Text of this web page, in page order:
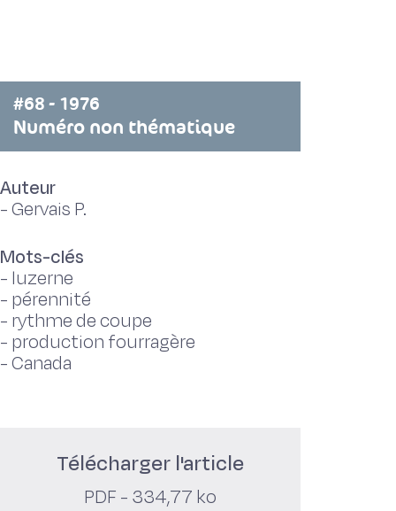
#68 - 1976
Numéro non thématique
Auteur
-Gervais P.
Mots-clés
- luzerne
- pérennité
- rythme de coupe
- production fourragère
-Canada
Télécharger l'article
PDF - 334,77 ko